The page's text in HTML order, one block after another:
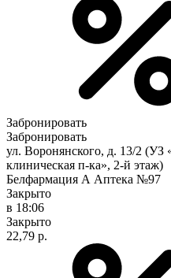
Забронировать
Забронировать
ул. Воронянского, д. 13/2 (УЗ
клиническая п-ка», 2-й этаж)
Белфармация А Аптека №97
Закрыто
в 18:06
Закрыто
22,79 р.